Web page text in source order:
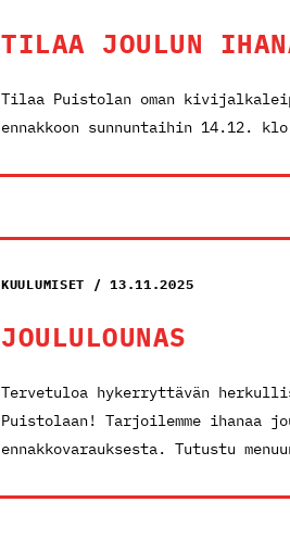
TILAA JOULUN
Tilaa Puistolan oman
ennakkoon sunnuntaihin 14.12. klo
KUULUMISET / 13.11.2025
JOULULOUNAS
Tervetuloa hykerryttävän
Puistolaan! Tarjoilemme ihanaa
ennakkovarauksesta. Tutustu